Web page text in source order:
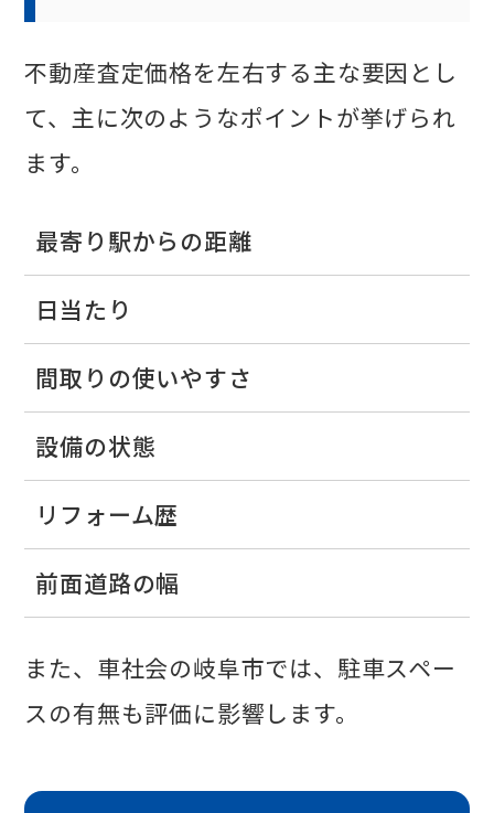
不動産査定価格を左右する主な要因とし
て、主に次のようなポイントが挙げられ
ます。
最寄り駅からの距離
日当たり
間取りの使いやすさ
設備の状態
リフォーム歴
前面道路の幅
また、車社会の岐阜市では、駐車スペー
スの有無も評価に影響します。